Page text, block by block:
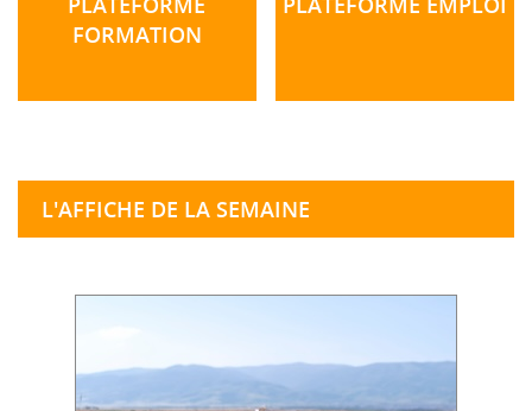
FORMATION
L'AFFICHE DE LA SEMAINE